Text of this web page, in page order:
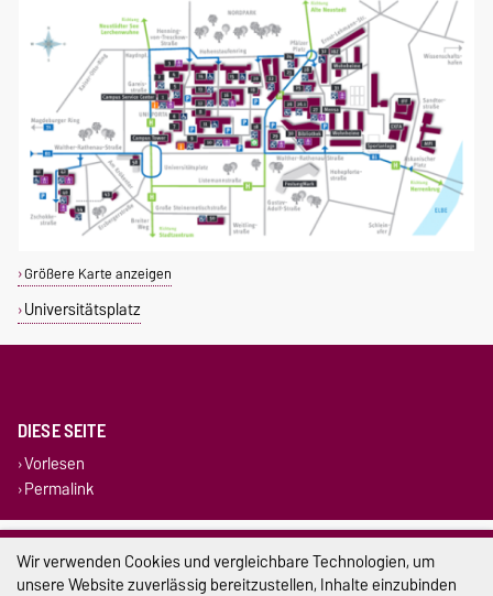
Größere Karte anzeigen
Universitätsplatz
DIESE SEITE
Vorlesen
Permalink
Impressum
Datenschutz
Wir verwenden Cookies und vergleichbare Technologien, um
unsere Website zuverlässig bereitzustellen, Inhalte einzubinden